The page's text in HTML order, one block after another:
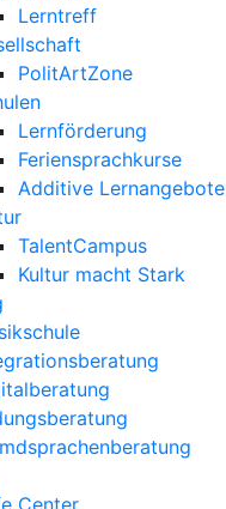
Lerntreff
PolitArtZone
Lernförderung
Feriensprachkurse
Additive Lernangebote
TalentCampus
Kultur macht Stark
Center